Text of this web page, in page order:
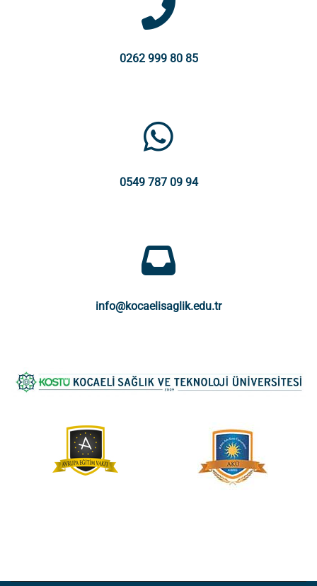
0262 999 80 85
0549 787 09 94
info@kocaelisaglik.edu.tr